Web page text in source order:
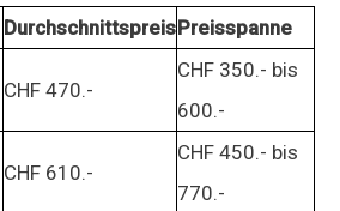
DurchschnittspreisPreisspanne
CHF 470.-
CHF 350.- bis
600.-
CHF 610.-
CHF 450.- bis
770.-